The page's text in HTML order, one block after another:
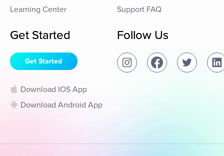
Learning Center
Support FAQ
Get Started
Get Started
Download IOS App
Download Android App
Follow Us